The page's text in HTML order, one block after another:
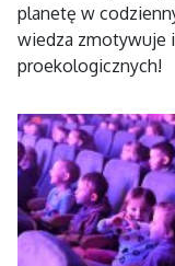
planetę w
wiedza zmotywuje
proekologicznych!